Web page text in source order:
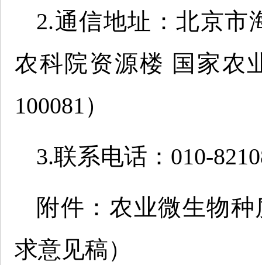
2.通信地址：北京市
农科院资源楼 国家农
100081）
3.联系电话：010-
附件：农业微生物
求意见稿）